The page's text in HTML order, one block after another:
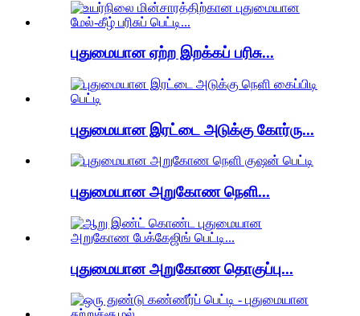
புதுமையான ஏற்ற இறக்கப் பரிசு...
புதுமையான இரட்டை அடுக்கு கோர்ரு...
புதுமையான அறுகோண நெளி...
புதுமையான அறுகோண தொகுப்பு...